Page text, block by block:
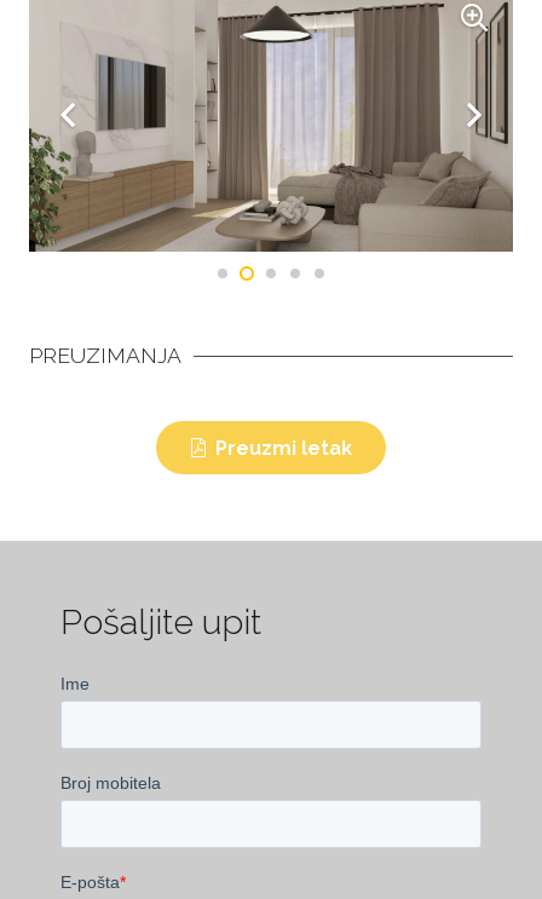
PREUZIMANJA
Preuzmi letak
Pošaljite upit